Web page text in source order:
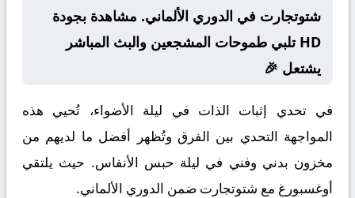
شتوتجارت في الدوري الألماني. مشاهدة بجودة
HD تلبي طموحات المشجعين والبث المباشر
يشتعل 🎉
في تحدي إثبات الذات في ليلة الأضواء، تُحيي هذه
المواجهة التحدي بين الفرق وتُظهر أفضل ما لديهم من
مخزون بدني وفني في ليلة حبس الأنفاس. حيث يلتقي
أوغسبورغ مع شتوتجارت ضمن الدوري الألماني.